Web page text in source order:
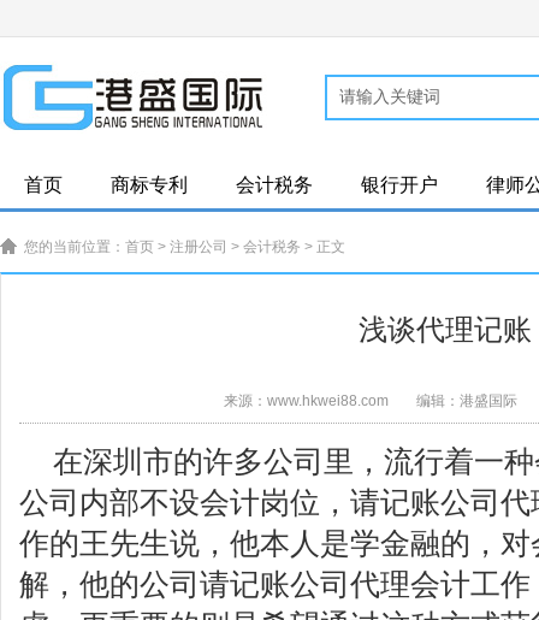
首页 商标专利 会计税务 银行开户 律师
您的当前位置： 首页 > 注册公司 > 会计税务 > 正文
浅谈代理记账
来源：www.hkwei88.com 编辑：港盛国际
在深圳市的许多公司里，流行着一
公司内部不设会计岗位，请记账公司
作的王先生说，他本人是学金融的，
解，他的公司请记账公司代理会计工